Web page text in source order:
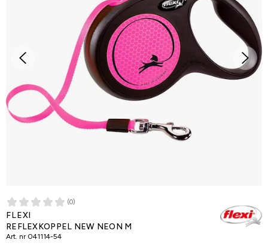
(0)
FLEXI
REFLEXKOPPEL NEW NEON M
Art. nr 041114-54